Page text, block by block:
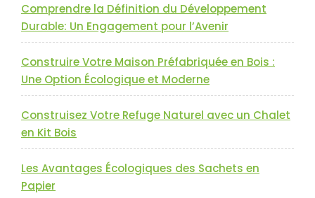
Comprendre la Définition du Développement
Durable: Un Engagement pour l’Avenir
Construire Votre Maison Préfabriquée en Bois :
Une Option Écologique et Moderne
Construisez Votre Refuge Naturel avec un Chalet
en Kit Bois
Les Avantages Écologiques des Sachets en
Papier